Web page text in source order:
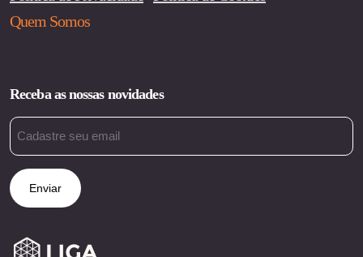
Quem Somos
Receba as nossas novidades
Email